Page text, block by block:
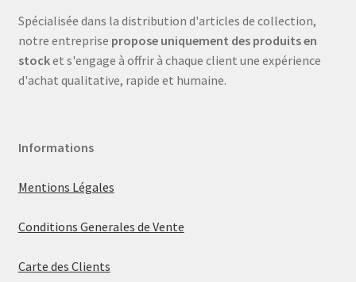
Spécialisée dans la distribution d'articles de collection,
notre entreprise propose uniquement des produits en
stocket s'engage à offrir à chaque client une expérience
d'achat qualitative, rapide et humaine.
Informations
Mentions Légales
Conditions Generales de Vente
Carte des Clients